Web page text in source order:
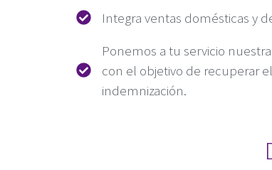
Integra ventas domésticas y
Ponemos a tu servicio
con el objetivo de recuperar
indemnización.